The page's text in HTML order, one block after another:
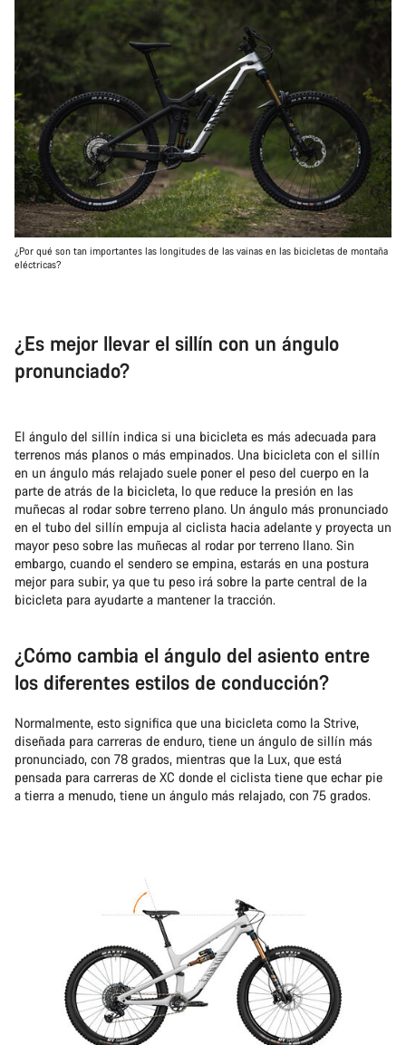
¿Por qué son tan importantes las longitudes de las vainas en las bicicletas de montaña
eléctricas?
¿Es mejor llevar el sillín con un ángulo
pronunciado?
El ángulo del sillín indica si una bicicleta es más adecuada para
terrenos más planos o más empinados. Una bicicleta con el sillín
en un ángulo más relajado suele poner el peso del cuerpo en la
parte de atrás de la bicicleta, lo que reduce la presión en las
muñecas al rodar sobre terreno plano. Un ángulo más pronunciado
en el tubo del sillín empuja al ciclista hacia adelante y proyecta un
mayor peso sobre las muñecas al rodar por terreno llano. Sin
embargo, cuando el sendero se empina, estarás en una postura
mejor para subir, ya que tu peso irá sobre la parte central de la
bicicleta para ayudarte a mantener la tracción.
¿Cómo cambia el ángulo del asiento entre
los diferentes estilos de conducción?
Normalmente, esto significa que una bicicleta como la Strive,
diseñada para carreras de enduro, tiene un ángulo de sillín más
pronunciado, con 78 grados, mientras que la Lux, que está
pensada para carreras de XC donde el ciclista tiene que echar pie
a tierra a menudo, tiene un ángulo más relajado, con 75 grados.